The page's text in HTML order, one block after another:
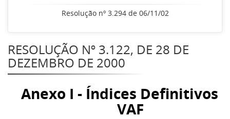
Resolução nº 3.294 de 06/11/02
RESOLUÇÃO Nº 3.122, DE 28 DE
DEZEMBRO DE 2000
Anexo I - Índices Definitivos
VAF